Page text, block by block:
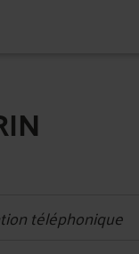
téléphonique